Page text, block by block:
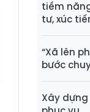
tiềm
tư, xúc
“Xã lên
bước
Xây